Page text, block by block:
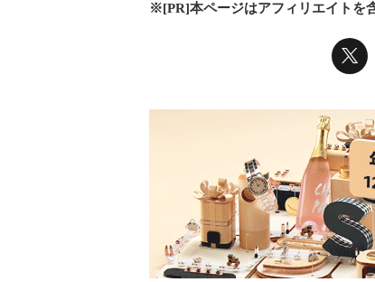
※[PR]本ページはアフィリエイトを